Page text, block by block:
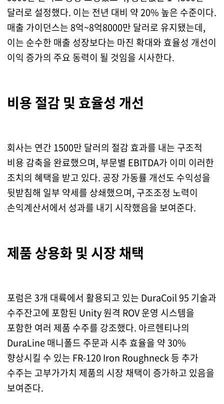
달러로 설정했다. 이는 전년 대비 약 20% 높은 수준이다.
매출 가이던스는 8억~8억8000만 달러로 유지됐는데,
이는 순수한 매출 성장보다는 마진 확대와 효율성 개선이
이익 증가의 주요 동력이 될 것임을 시사한다.
비용 절감 및 효율성 개선
회사는 연간 1500만 달러의 절감 효과를 내는 구조적
비용 감축을 완료했으며, 부문별 EBITDA가 이미 이러한
조치의 혜택을 받고 있다. 공장 가동률 개선도 수익성을
뒷받침해 일부 약세를 상쇄했으며, 구조조정 노력이
손익계산서에서 성과를 내기 시작했음을 보여준다.
제품 상용화 및 시장 채택
포럼은 3개 대륙에서 활용되고 있는 DuraCoil 95 기술과
수주잔고에 포함된 Unity 원격 ROV 운영 시스템을
포함한 여러 제품 수주를 강조했다. 아르헨티나의
DuraLine 매니폴드 주문과 시추 효율을 약 30%
향상시킬 수 있는 FR-120 Iron Roughneck 등 추가
수주는 고부가가치 제품의 시장 채택이 증가하고 있음을
보여준다.